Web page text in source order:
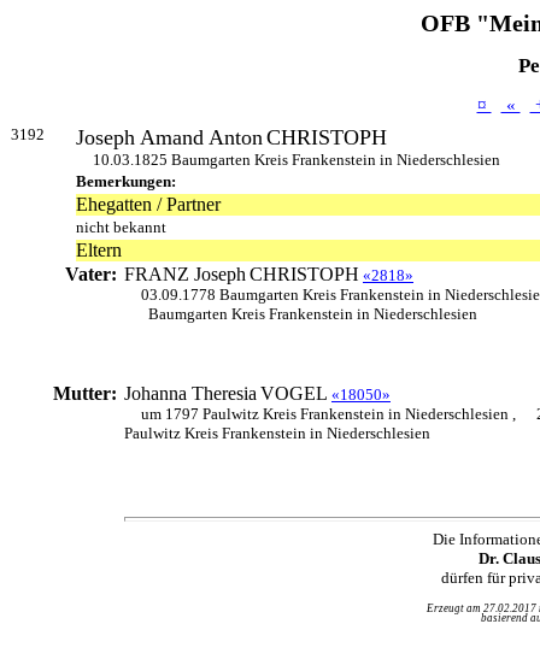
OFB
¤ «
3192 Joseph Amand AntonCHRISTOPH
10.03.1825 Baumgarten Kreis Frankenstein in Niederschlesien
Bemerkungen:
Ehegatten / Partner
nicht bekannt
Eltern
Vater: FRANZ Joseph CHRISTOPH «2818»
03.09.1778 Baumgarten Kreis Frankenstein in
Baumgarten Kreis Frankenstein in Niederschlesien
Mutter: Johanna Theresia VOGEL «18050»
um 1797 Paulwitz Kreis Frankenstein in Niederschlesien ,
Paulwitz Kreis Frankenstein in Niederschlesien
Die
Dr.
dürfen für
Erzeugt am
basierend